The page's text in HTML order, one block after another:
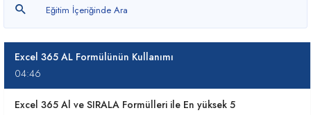
Kullanımı
07:23
Excel 365 AL Formülünün Kullanımı
04:46
Excel 365 Al ve SIRALA Formülleri ile En yüksek 5